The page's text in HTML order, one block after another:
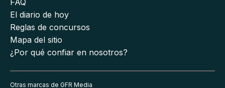
FAQ
El diario de hoy
Reglas de concursos
Mapa del sitio
¿Por qué confiar en nosotros?
Otras marcas de GFR Media